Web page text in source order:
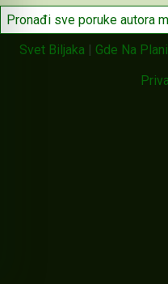
Pronađi sve poruke autora
Svet Biljaka | Gde Na